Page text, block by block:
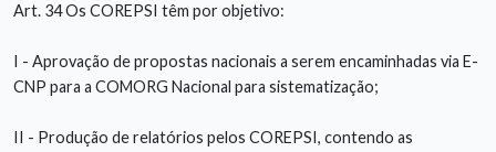
Art. 34 Os COREPSI têm por objetivo:
I - Aprovação de propostas nacionais a serem encaminhadas via E-
CNP para a COMORG Nacional para sistematização;
II - Produção de relatórios pelos COREPSI, contendo as